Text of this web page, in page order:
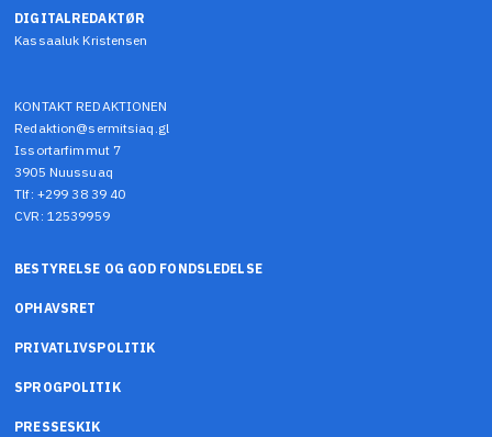
DIGITALREDAKTØR
Kassaaluk Kristensen
KONTAKT REDAKTIONEN
Redaktion@sermitsiaq.gl
Issortarfimmut 7
3905 Nuussuaq
Tlf: +299 38 39 40
CVR: 12539959
BESTYRELSE OG GOD FONDSLEDELSE
OPHAVSRET
PRIVATLIVSPOLITIK
SPROGPOLITIK
PRESSESKIK